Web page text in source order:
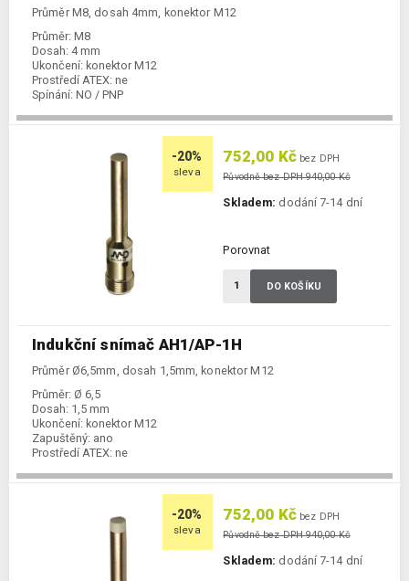
Průměr M8, dosah 4mm, konektor M12
Průměr: M8
Dosah: 4 mm
Ukončení: konektor M12
Prostředí ATEX: ne
Spínání: NO / PNP
-20%
sleva
Indukční snímač AH1/AP-1H
Průměr Ø6,5mm, dosah 1,5mm, konektor M12
Průměr: Ø 6,5
Dosah: 1,5 mm
Ukončení: konektor M12
Zapuštěný: ano
Prostředí ATEX: ne
752,00 Kč bez DPH
Původně bez DPH 940,00 Kč
Skladem: dodání 7-14 dní
Porovnat
DO KOŠÍKU
-20%
sleva
752,00 Kč bez DPH
Původně bez DPH 940,00 Kč
Skladem: dodání 7-14 dní